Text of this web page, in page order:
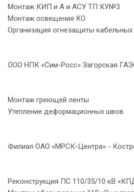
Монтаж КИП и А и АСУ ТП КУ№3
Монтаж освещения КО
Организация огнезащиты кабельных
ООО НПК «Сим-Росс» Загорская
Монтаж греющей ленты
Утепление деформационных швов
Филиал ОАО «МРСК-Центра» -
Реконструкция ПС 110/35/10 кВ